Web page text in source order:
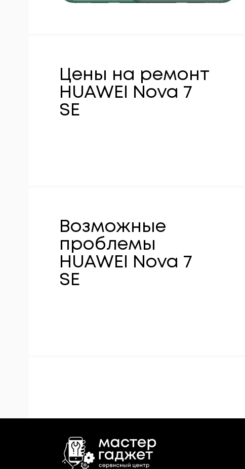
Цены на ремонт
HUAWEI Nova 7
SE
Возможные
проблемы
HUAWEI Nova 7
SE